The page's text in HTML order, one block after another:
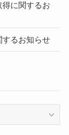
に関するお
るお知らせ